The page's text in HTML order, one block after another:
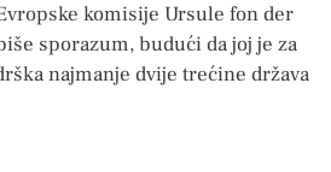
komisije Ursule fon der
sporazum, budući da joj je za
najmanje dvije trećine država